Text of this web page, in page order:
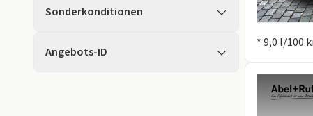
Sonderkonditionen
Angebots-ID
* 9,0 l/100